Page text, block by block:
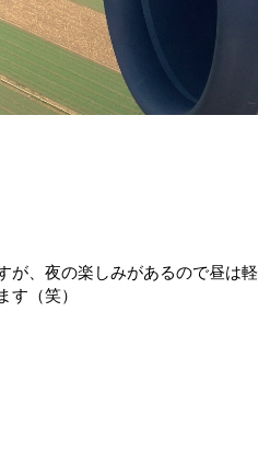
が、夜の楽しみがあるので昼は軽
す（笑）